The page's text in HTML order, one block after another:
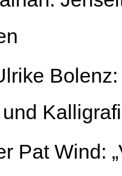
Pat Wind: